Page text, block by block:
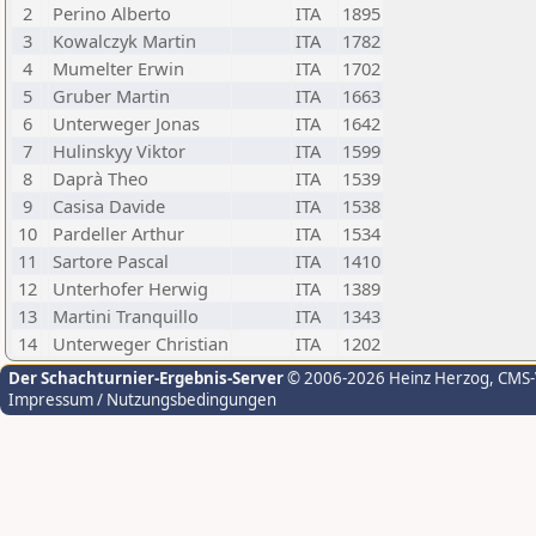
2 Perino Alberto ITA
1895
3
Kowalczyk Martin ITA
1782
4
Mumelter Erwin ITA
1702
5
Gruber Martin ITA
1663
6
Unterweger Jonas ITA
1642
7
Hulinskyy Viktor ITA
1599
8
Daprà Theo ITA
1539
9
Casisa Davide ITA
1538
10
Pardeller Arthur ITA
1534
11
Sartore Pascal ITA
1410
12
Unterhofer Herwig ITA
1389
13
Martini Tranquillo ITA
1343
14
Unterweger Christian ITA 1202
Der Schachturnier-Ergebnis-Server© 2006-2026 Heinz Herzog,
Impressum / Nutzungsbedingungen